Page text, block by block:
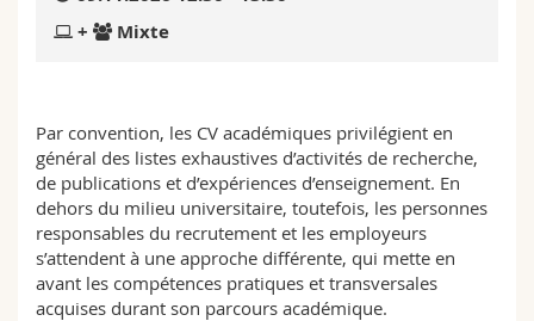
Collaborateurs
Webmail
MyUnifr
+
Mixte
Par convention, les CV académiques privilégient en
général des listes exhaustives d’activités de recherche,
de publications et d’expériences d’enseignement. En
dehors du milieu universitaire, toutefois, les personnes
responsables du recrutement et les employeurs
s’attendent à une approche différente, qui mette en
avant les compétences pratiques et transversales
acquises durant son parcours académique.